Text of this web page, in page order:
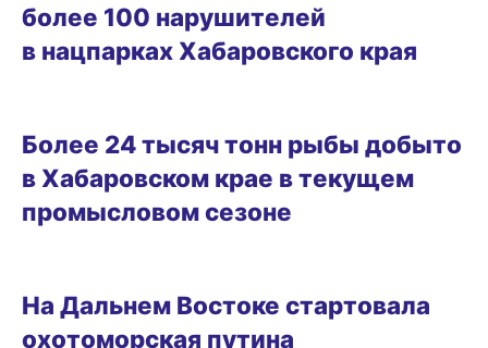
более 100 нарушителей
в нацпарках Хабаровского края
Более 24 тысяч тонн рыбы добыто
в Хабаровском крае в текущем
промысловом сезоне
На Дальнем Востоке стартовала
охотоморская путина